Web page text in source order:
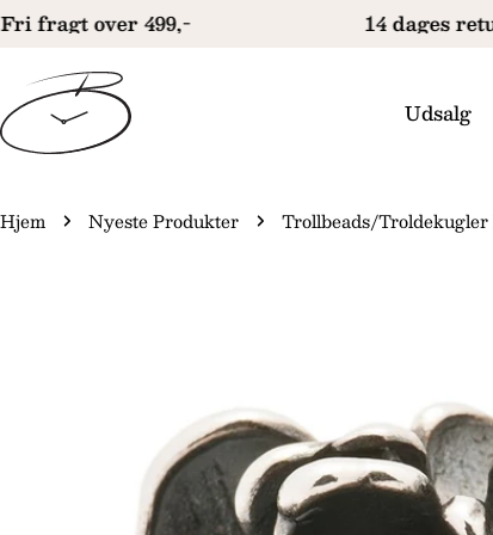
Gå
indhold
fragt over 499,- 14 dages
Udsalg
Hjem Nyeste Produkter Trollbeads/Troldekugler